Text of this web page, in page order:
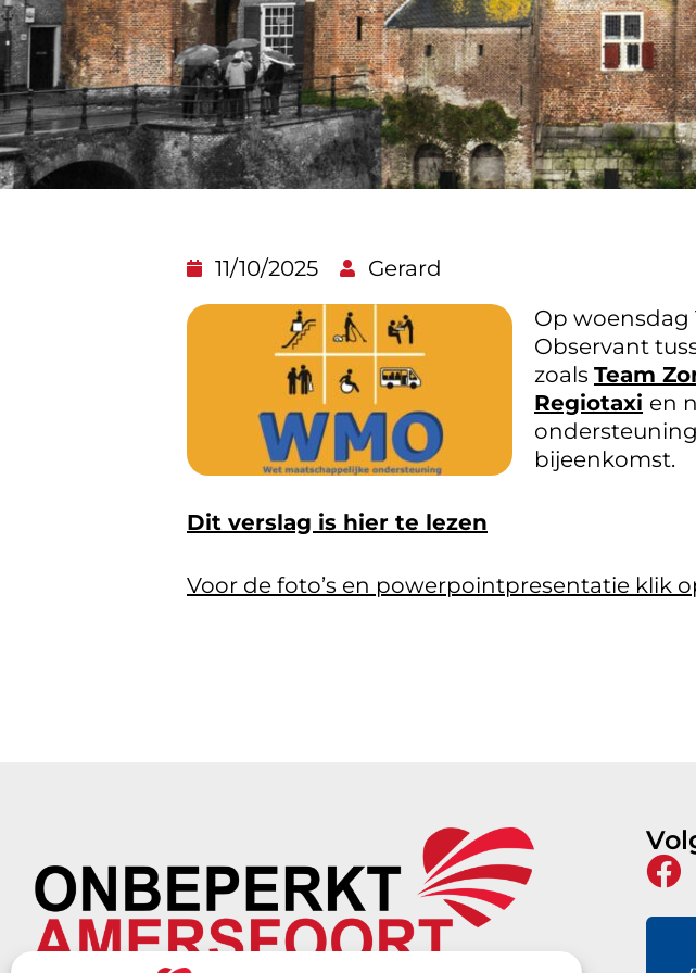
11/10/2025
Gerard
Op woensdag
Observant
zoals Team
Regiotaxi en
bijeenkomst.
Dit verslag is hier te lezen
Voor de foto’s en powerpointpresentatie klik